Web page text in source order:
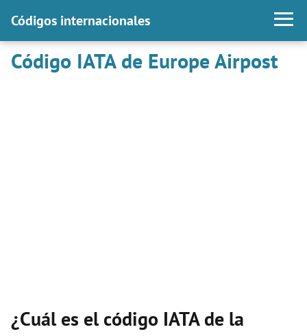
Códigos internacionales
Código IATA de Europe Airpost
¿Cuál es el código IATA de la